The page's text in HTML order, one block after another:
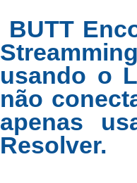
BUTT
usando o
não
apenas
Resolver.